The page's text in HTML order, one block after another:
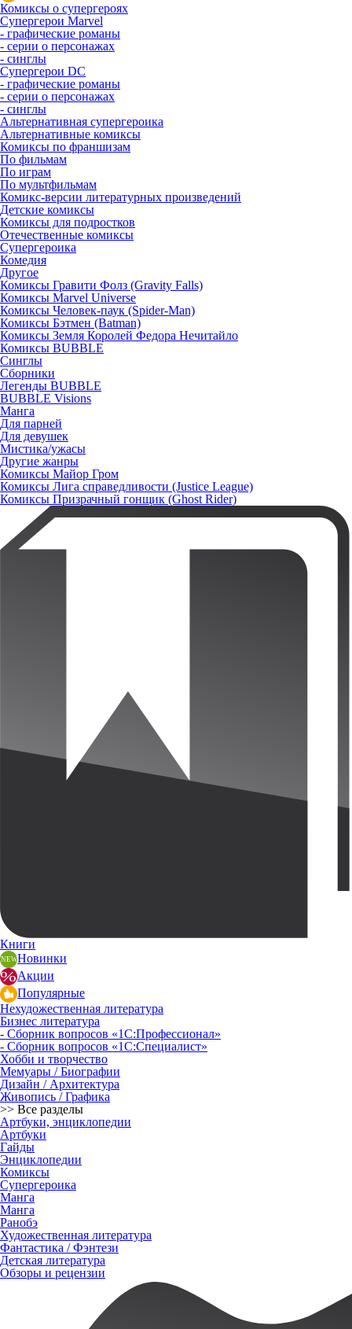
Комиксы о супергероях
Супергерои Marvel
- графические романы
- серии о персонажах
- синглы
Супергерои DC
- графические романы
- серии о персонажах
- синглы
Альтернативная супергероика
Альтернативные комиксы
Комиксы по франшизам
По фильмам
По играм
По мультфильмам
Комикс-версии литературных произведений
Детские комиксы
Комиксы для подростков
Отечественные комиксы
Супергероика
Комедия
Другое
Комиксы Гравити Фолз (Gravity Falls)
Комиксы Marvel Universe
Комиксы Человек-паук (Spider-Man)
Комиксы Бэтмен (Batman)
Комиксы Земля Королей Федора Нечитайло
Комиксы BUBBLE
Синглы
Сборники
Легенды BUBBLE
BUBBLE Visions
Манга
Для парней
Для девушек
Мистика/ужасы
Другие жанры
Комиксы Майор Гром
Комиксы Лига справедливости (Justice League)
Комиксы Призрачный гонщик (Ghost Rider)
Книги
Новинки
Акции
Популярные
Нехудожественная литература
Бизнес литература
- Сборник вопросов «1С:Профессионал»
- Сборник вопросов «1С:Специалист»
Хобби и творчество
Мемуары / Биографии
Дизайн / Архитектура
Живопись / Графика
>> Все разделы
Артбуки, энциклопедии
Артбуки
Гайды
Энциклопедии
Комиксы
Супергероика
Манга
Манга
Ранобэ
Художественная литература
Фантастика / Фэнтези
Детская литература
Обзоры и рецензии